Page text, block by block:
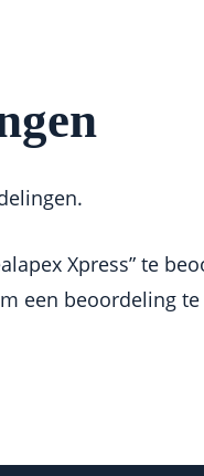
Xpress” te
een beoordeling